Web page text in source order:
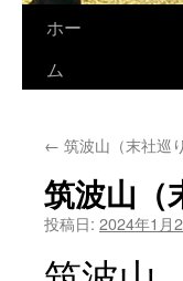
ホー
ム
← 筑波山（末社巡
筑波山（
投稿日: 2024年1月